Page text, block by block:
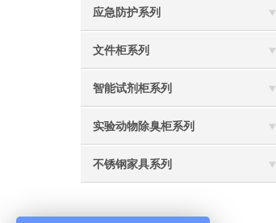
应急防护系列
文件柜系列
智能试剂柜系列
实验动物除臭柜系列
不锈钢家具系列